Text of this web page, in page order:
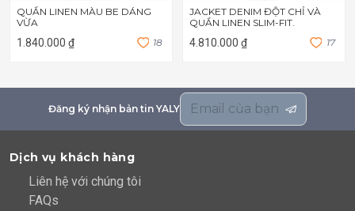
QUẦN LINEN MÀU BE DÁNG
VỪA
1.840.000 ₫ 18
JACKET DENIM ĐỘT CHỈ VÀ
QUẦN LINEN SLIM-FIT.
4.810.000 ₫ 17
Đăng ký nhận bản tin YALY
Dịch vụ khách hàng
Liên hệ với chúng tôi
FAQs